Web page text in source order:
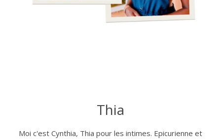
Thia
Moi c'est Cynthia, Thia pour les intimes. Epicurienne et